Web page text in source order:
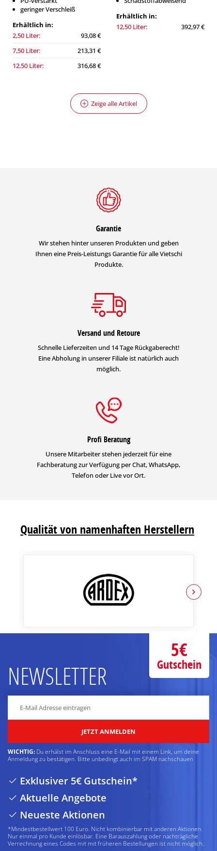
geringer Verschleiß
Erhältlich in:
2,50 Liter:
93,08 €
7,50 Liter:
213,31 €
12,50 Liter:
316,68 €
Erhältlich in:
12,50 Liter:
392,97 €
Zeige alle Artikel
Garantie
Wir stehen hinter unseren Produkten und geben
Ihnen eine Preis-Leistungs Garantie für alle Vietschi
Produkte.
Versand und Retoure
Schnelle Lieferzeiten und 14 Tage Rückgaberecht!
Eine Abholung in unserer Filiale ist natürlich auch
möglich.
Profi Beratung
Unsere Mitarbeiter stehen jederzeit für eine
Fachberatung zur Verfügung per Chat, WhatsApp,
Telefon oder Live vor Ort.
Qualität von namenhaften Herstellern
NEWSLETTER
JETZT ANMELDEN
WICHTIG: Du erhälst im Anschluss eine E-Mail mit einem Link, um deine
Anmeldung zu bestätigen. Bitte unbedingt auch im SPAM nachschauen
Exklusiver 5€ Gutschein*
Aktuelle Angebote
Neueste Aktionen
*Mindestbestellwert 100 Euro. Nicht kombinierbar mit anderen Aktionen.
Nur einmal pro Kunde einlösbar. Eine Barauszahlung oder nachträgliche
Verrechnung eines Codes mit mit früheren Bestellungen ist nicht möglich.
5€
Gutschein